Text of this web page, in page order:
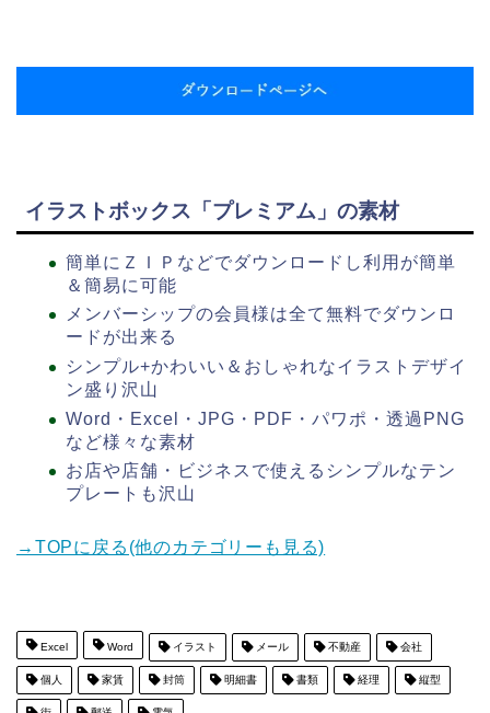
イラストボックス「プレミアム」の素材
簡単にＺＩＰなどでダウンロードし利用が簡単
＆簡易に可能
メンバーシップの会員様は全て無料でダウンロ
ードが出来る
シンプル+かわいい＆おしゃれなイラストデザイ
ン盛り沢山
Word・Excel・JPG・PDF・パワポ・透過PNG
など様々な素材
お店や店舗・ビジネスで使えるシンプルなテン
プレートも沢山
→TOPに戻る(他のカテゴリーも見る)
Excel Word イラスト メール 不動産 会社
個人 家賃 封筒 明細書 書類 経理 縦型